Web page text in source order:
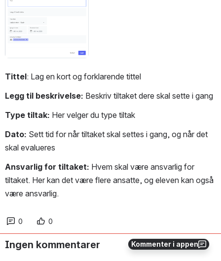
Kommenter i appen
Tittel: Lag en kort og forklarende tittel
Legg til beskrivelse: Beskriv tiltaket dere skal sette i gang
Type tiltak: Her velger du type tiltak
Dato: Sett tid for når tiltaket skal settes i gang, og når det
skal evalueres
Ansvarlig for tiltaket: Hvem skal være ansvarlig for
tiltaket. Her kan det være flere ansatte, og eleven kan også
være ansvarlig.
0 0
Ingen kommentarer